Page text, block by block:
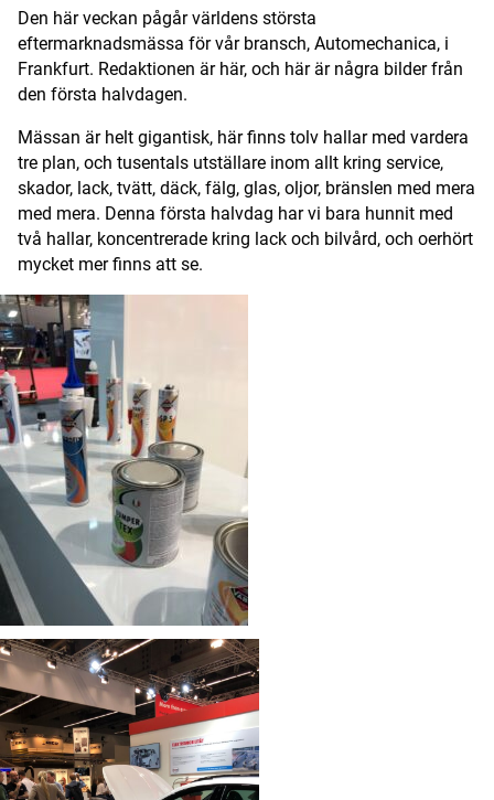
Den här veckan pågår världens största
eftermarknadsmässa för vår bransch, Automechanica, i
Frankfurt. Redaktionen är här, och här är några bilder från
den första halvdagen.
Mässan är helt gigantisk, här finns tolv hallar med vardera
tre plan, och tusentals utställare inom allt kring service,
skador, lack, tvätt, däck, fälg, glas, oljor, bränslen med mera
med mera. Denna första halvdag har vi bara hunnit med
två hallar, koncentrerade kring lack och bilvård, och oerhört
mycket mer finns att se.